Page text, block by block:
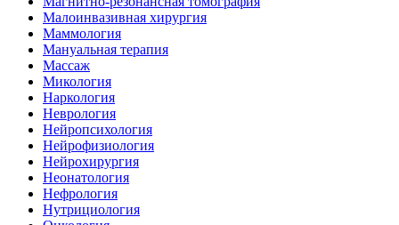
Малоинвазивная хирургия
Маммология
Мануальная терапия
Массаж
Микология
Наркология
Неврология
Нейропсихология
Нейрофизиология
Нейрохирургия
Неонатология
Нефрология
Нутрициология